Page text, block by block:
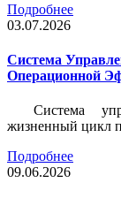
Подробнее
03.07.2026
Система
Операционной
Система
жизненный цикл
Подробнее
09.06.2026